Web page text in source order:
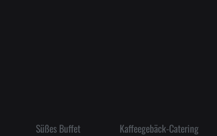
Süßes Buffet Kaffeegebäck-Catering